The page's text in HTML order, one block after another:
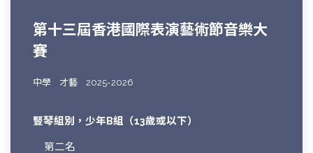
第十三屆香港國際表演藝術節音樂大
賽
中學 才藝 2025-2026
豎琴組別，少年B組（13歲或以下）
第二名